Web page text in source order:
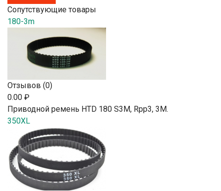
Сопутствующие товары
180-3m
Отзывов (0)
0.00 ₽
Приводной ремень HTD 180 S3M, Rpp3, 3М.
350XL